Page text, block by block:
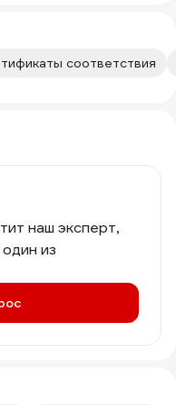
соответствия
наш эксперт,
из